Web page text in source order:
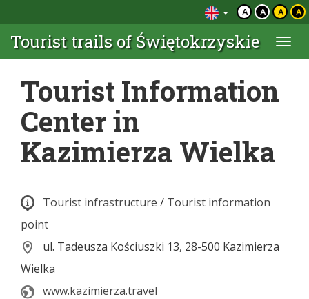
A A A A
Tourist trails of Świętokrzyskie
Tourist Information
Center in
Kazimierza Wielka
Tourist infrastructure / Tourist information
point
ul. Tadeusza Kościuszki 13, 28-500 Kazimierza
Wielka
www.kazimierza.travel